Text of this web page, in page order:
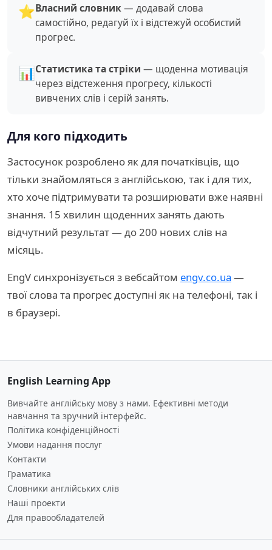
⭐Власний словник— додавай слова
самостійно, редагуй їх і відстежуй особистий
прогрес.
📊Статистика та стріки — щоденна мотивація
через відстеження прогресу, кількості
вивчених слів і серій занять.
Для кого підходить
Застосунок розроблено як для початківців, що
тільки знайомляться з англійською, так і для тих,
хто хоче підтримувати та розширювати вже наявні
знання. 15 хвилин щоденних занять дають
відчутний результат — до 200 нових слів на
місяць.
EngV синхронізується з вебсайтом engv.co.ua —
твої слова та прогрес доступні як на телефоні, так і
в браузері.
English Learning App
Вивчайте англійську мову з нами. Ефективні методи
навчання та зручний інтерфейс.
Політика конфіденційності
Умови надання послуг
Контакти
Граматика
Словники англійських слів
Наші проекти
Для правообладателей